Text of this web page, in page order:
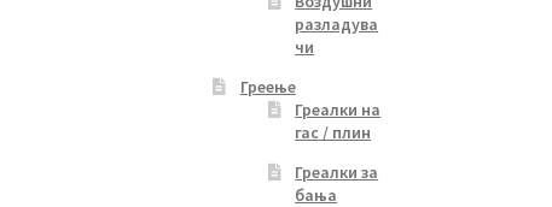
разладува
чи
Греење
Греалки на
гас / плин
Греалки за
бања